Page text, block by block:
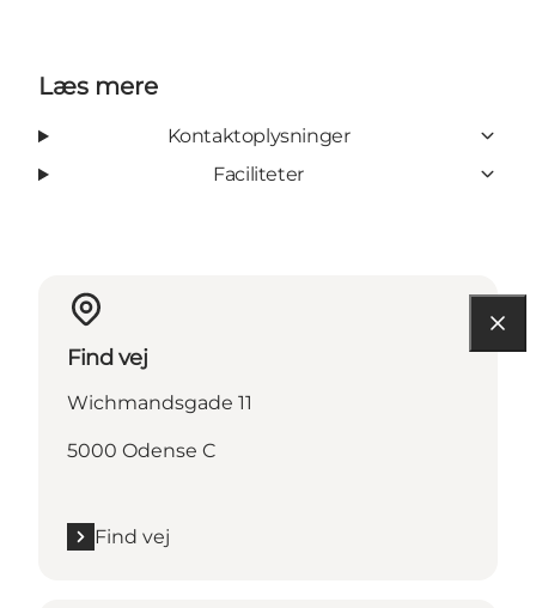
Læs mere
Kontaktoplysninger
Faciliteter
Find vej
Wichmandsgade 11
5000 Odense C
Find vej